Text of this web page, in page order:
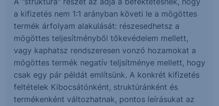
a kifizetés nem 1:1 arányban követi le a mögöttes
termék árfolyam alakulását: részesedhetsz a
mögöttes teljesítményből tőkevédelem mellett,
vagy kaphatsz rendszeresen vonzó hozamokat a
mögöttes termék negatív teljsítménye mellett, hogy
csak egy pár példát említsünk. A konkrét kifizetés
feltételek Kibocsátónként, struktúránként és
termékenként változhatnak, pontos leírásukat az